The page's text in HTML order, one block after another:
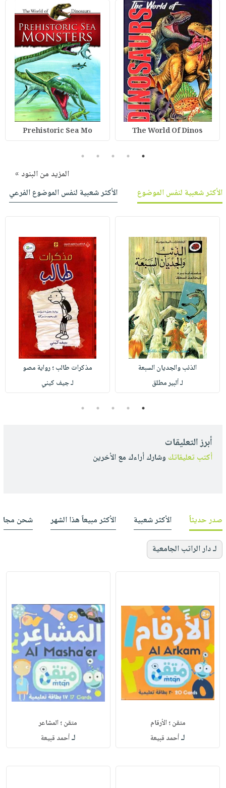
The World Of Dinos
Prehistoric Sea Mo
1
2
3
4
5
المزيد من البنود »
الأكثر شعبية لنفس الموضوع
الأكثر شعبية لنفس الموضوع الفرعي
الذئب والجديان السبعة
لـ ألبير مطلق
مذكرات طالب ؛ رواية مصو
لـ جيف كيني
1
2
3
4
5
أبرز التعليقات
أكتب تعليقاتك وشارك أراءك مع الأخرين
صدر حديثاً الأكثر شعبية الأكثر مبيعاً هذا الشهر شحن
لـ دار الراتب الجامعية
متقن ؛ الأرقام
لـأحمد قبيعة
متقن ؛ المشاعر
لـأحمد قبيعة